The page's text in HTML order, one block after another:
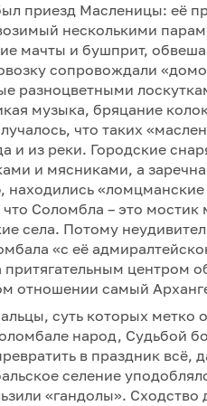
приезд Масленицы: её
несколькими
мачты и бушприт,
сопровождали
разноцветными
музыка, бряцание
что таких
и из реки. Городские
и мясниками, а
Соломбла – это
села. Потому
«с её
центром
отношении самый
суть которых метко
народ, Судьбой
в праздник
селение
«гандолы».